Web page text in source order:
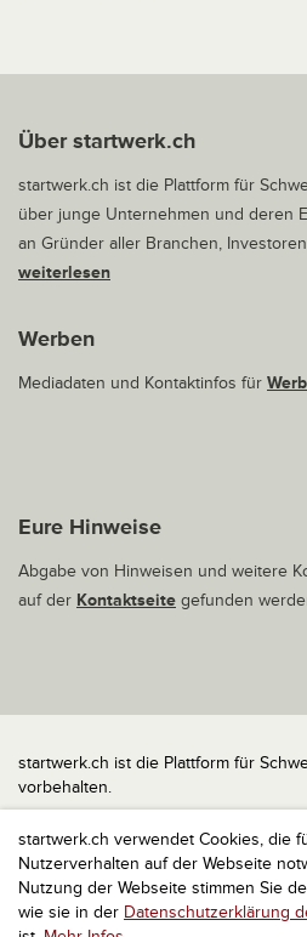
startwerk.ch verwendet Cookies, die
Nutzerverhalten auf der Webseite
Nutzung der Webseite stimmen Sie
wie sie in der Datenschutzerklärung
Über startwerk.ch
startwerk.ch ist die Plattform für
über junge Unternehmen und deren
an Gründer aller Branchen,
weiterlesen
Werben
Mediadaten und Kontaktinfos für
Eure Hinweise
Abgabe von Hinweisen und weitere
auf der Kontaktseite gefunden
startwerk.ch ist die Plattform für
vorbehalten.
Impressum
Kontakt
nach oben